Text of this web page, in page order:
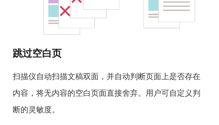
跳过空白页
扫描仪自动扫描文稿双面，并自动判断页面上是否存在
内容，将无内容的空白页面直接舍弃。用户可自定义判
断的灵敏度。